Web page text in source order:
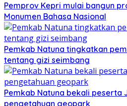
Pemprov Kepri mulai bangun
Monumen Bahasa Nasional
Pemkab Natuna tingkatkan
tentang gizi seimbang
Pemkab Natuna bekali peserta
pengetahuan geopark